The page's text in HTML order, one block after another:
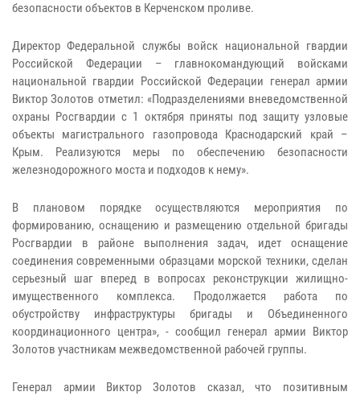
безопасности объектов в Керченском проливе.
Директор Федеральной службы войск национальной гвардии
Российской Федерации – главнокомандующий войсками
национальной гвардии Российской Федерации генерал армии
Виктор Золотов отметил: «Подразделениями вневедомственной
охраны Росгвардии с 1 октября приняты под защиту узловые
объекты магистрального газопровода Краснодарский край –
Крым. Реализуются меры по обеспечению безопасности
железнодорожного моста и подходов к нему».
В плановом порядке осуществляются мероприятия по
формированию, оснащению и размещению отдельной бригады
Росгвардии в районе выполнения задач, идет оснащение
соединения современными образцами морской техники, сделан
серьезный шаг вперед в вопросах реконструкции жилищно-
имущественного комплекса. Продолжается работа по
обустройству инфраструктуры бригады и Объединенного
координационного центра», - сообщил генерал армии Виктор
Золотов участникам межведомственной рабочей группы.
Генерал армии Виктор Золотов сказал, что позитивным